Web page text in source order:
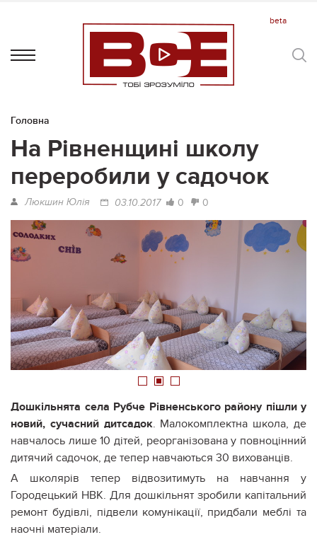
Головна
На Рівненщині школу
переробили у садочок
Люкшин Юлія 03.10.2017 0 0
1 2 3
Дошкільнята села Рубче Рівненського району пішли у
новий, сучасний дитсадок. Малокомплектна школа, де
навчалось лише 10 дітей, реорганізована у повноцінний
дитячий садочок, де тепер навчаються 30 вихованців.
А школярів тепер відвозитимуть на навчання у
Городецький НВК. Для дошкільнят зробили капітальний
ремонт будівлі, підвели комунікації, придбали меблі та
наочні матеріали.